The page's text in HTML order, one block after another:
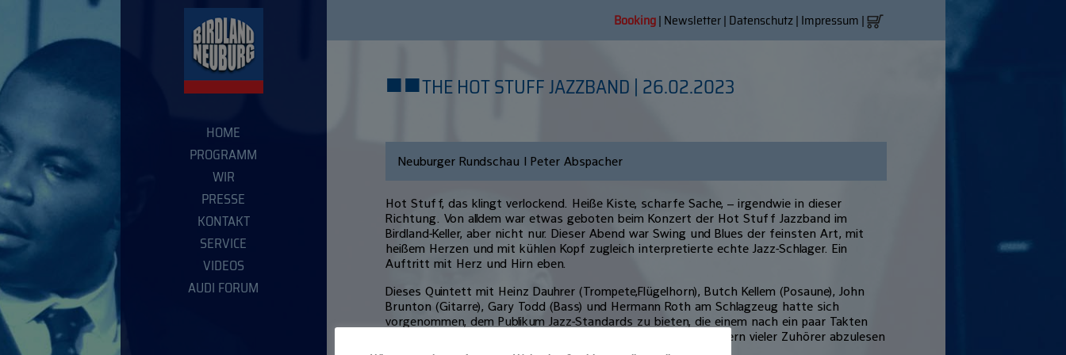
HOME
PROGRAMM
WIR
PRESSE
KONTAKT
SERVICE
VIDEOS
AUDI FORUM
Booking| Newsletter| Datenschutz| Impressum |
■■THE HOT STUFF JAZZBAND | 26.02.2023
Neuburger Rundschau | Peter Abspacher
Hot Stuff, das klingt verlockend. Heiße Kiste, scharfe Sache, – irgendwie in dieser
Richtung. Von alldem war etwas geboten beim Konzert der Hot Stuff Jazzband im
Birdland-Keller, aber nicht nur. Dieser Abend war Swing und Blues der feinsten Art, mit
heißem Herzen und mit kühlen Kopf zugleich interpretierte echte Jazz-Schlager. Ein
Auftritt mit Herz und Hirn eben.
Dieses Quintett mit Heinz Dauhrer (Trompete,Flügelhorn), Butch Kellem (Posaune), John
Brunton (Gitarre), Gary Todd (Bass) und Hermann Roth am Schlagzeug hatte sich
vorgenommen, dem Publikum Jazz-Standards zu bieten, die einem nach ein paar Takten
bekannt vorkommen. Dieser Effekt löste, wie auf den Gesichtern vieler Zuhörer abzulesen
war, wohlige Vorfreude aus auf das, was nun kommen würde.